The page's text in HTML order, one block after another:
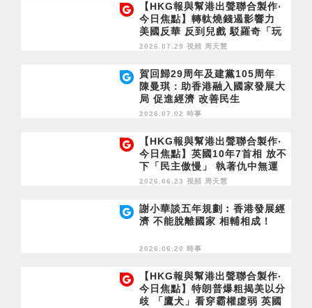
【HKG報與幫港出聲聯合製作‧
今日焦點】轉軚燒錢遏影響力
美國反華 反到兒戲 駁羅奇「玩
完論」 香港唔靠中國 唔通靠美
2026.07.29 視頻 周天慧
賀回歸29周年及建黨105周年
陳曼琪：助香港融入國家發展大
局 促進經濟 改善民生
2026.07.02 時事
【HKG報與幫港出聲聯合製作‧
今日焦點】英國10年7首相 放不
下「民主傲慢」 執著仇中無運
行 立會議員是志業非職業 勿負
2026.06.23 視頻 周天慧
謝小華談五年規劃︰香港發展經
濟 不能脫離國家 相輔相成！
2026.06.20 時事
【HKG報與幫港出聲聯合製作‧
今日焦點】特朗普爆粗揭美以分
歧 「鷹犬」看穿霸權虛弱 英國